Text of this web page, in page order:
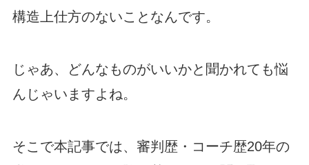
構造上仕方のないことなんです。
じゃあ、どんなものがいいかと聞かれても悩
んじゃいますよね。
そこで本記事では、審判歴・コーチ歴20年の